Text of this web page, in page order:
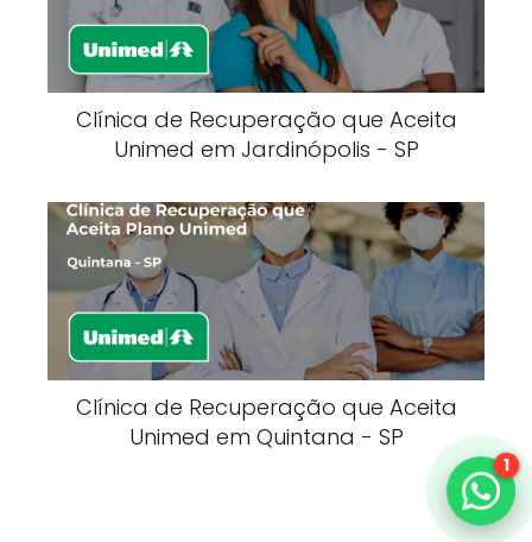
Clínica de Recuperação que Aceita
Unimed em Jardinópolis - SP
Clínica de Recuperação que Aceita
Unimed em Quintana - SP
1